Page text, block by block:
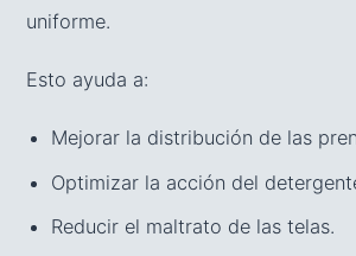
uniforme.
Esto ayuda a:
Mejorar la distribución de las
Optimizar la acción del
Reducir el maltrato de las telas.